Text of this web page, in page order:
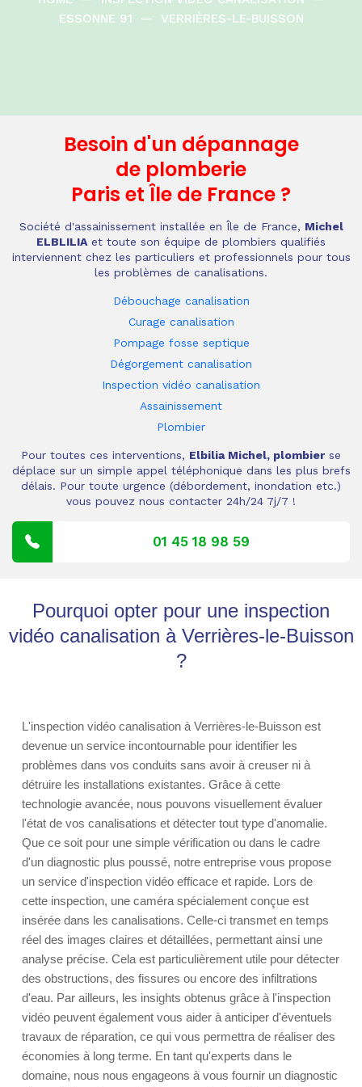
ESSONNE 91
— VERRIÈRES-LE-BUISSON
Besoin d'un dépannage
de plomberie
Paris et Île de France ?
Société d'assainissement installée en Île de France, Michel
ELBLILIA et toute son équipe de plombiers qualifiés
interviennent chez les particuliers et professionnels pour tous
les problèmes de canalisations.
Débouchage canalisation
Curage canalisation
Pompage fosse septique
Dégorgement canalisation
Inspection vidéo canalisation
Assainissement
Plombier
Pour toutes ces interventions, Elbilia Michel, plombier se
déplace sur un simple appel téléphonique dans les plus brefs
délais. Pour toute urgence (débordement, inondation etc.)
vous pouvez nous contacter 24h/24 7j/7 !
01 45 18 98 59
Pourquoi opter pour une inspection
vidéo canalisation à Verrières-le-Buisson
?
L'inspection vidéo canalisation à Verrières-le-Buisson est
devenue un service incontournable pour identifier les
problèmes dans vos conduits sans avoir à creuser ni à
détruire les installations existantes. Grâce à cette
technologie avancée, nous pouvons visuellement évaluer
l'état de vos canalisations et détecter tout type d'anomalie.
Que ce soit pour une simple vérification ou dans le cadre
d'un diagnostic plus poussé, notre entreprise vous propose
un service d'inspection vidéo efficace et rapide. Lors de
cette inspection, une caméra spécialement conçue est
insérée dans les canalisations. Celle-ci transmet en temps
réel des images claires et détaillées, permettant ainsi une
analyse précise. Cela est particulièrement utile pour détecter
des obstructions, des fissures ou encore des infiltrations
d'eau. Par ailleurs, les insights obtenus grâce à l'inspection
vidéo peuvent également vous aider à anticiper d'éventuels
travaux de réparation, ce qui vous permettra de réaliser des
économies à long terme. En tant qu'experts dans le
domaine, nous nous engageons à vous fournir un diagnostic